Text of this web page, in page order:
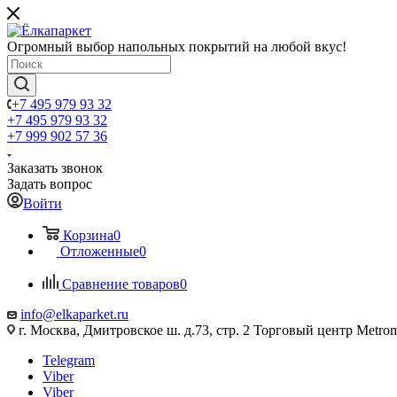
Огромный выбор напольных покрытий на любой вкус!
+7 495 979 93 32
+7 495 979 93 32
+7 999 902 57 36
Заказать звонок
Задать вопрос
Войти
Корзина0
Отложенные0
Сравнение товаров0
info@elkaparket.ru
г. Москва, Дмитровское ш. д.73, стр. 2 Торговый центр
Telegram
Viber
Viber